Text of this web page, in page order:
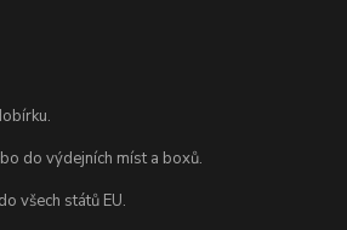
do výdejních míst a boxů.
všech států EU.